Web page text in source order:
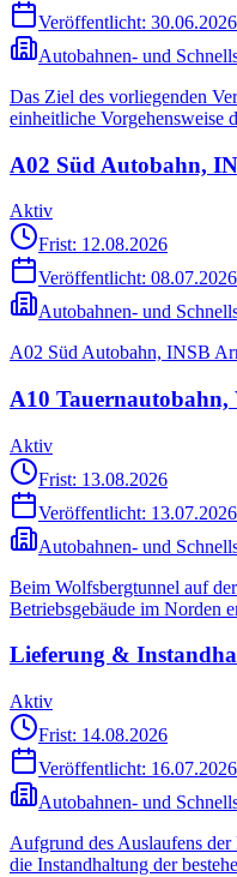
Veröffentlicht: 30.06.2026
Autobahnen- und
Das Ziel des vorliegenden
einheitliche Vorgehensweise
A02 Süd Autobahn,
Aktiv
Frist: 12.08.2026
Veröffentlicht: 08.07.2026
Autobahnen- und
A02 Süd Autobahn, INSB
A10 Tauernautobahn,
Aktiv
Frist: 13.08.2026
Veröffentlicht: 13.07.2026
Autobahnen- und
Beim Wolfsbergtunnel auf
Betriebsgebäude im Norden
Lieferung &
Aktiv
Frist: 14.08.2026
Veröffentlicht: 16.07.2026
Autobahnen- und
Aufgrund des Auslaufens
die Instandhaltung der